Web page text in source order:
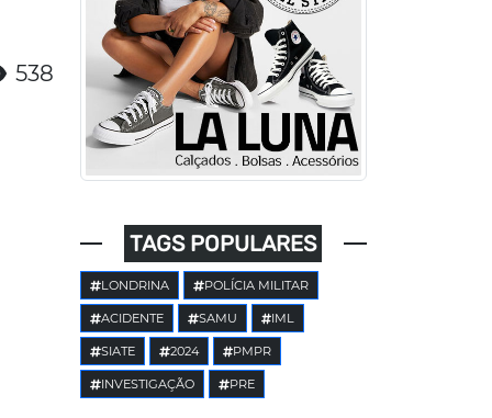
538
TAGS POPULARES
LONDRINA POLÍCIA MILITAR
ACIDENTE SAMU IML
SIATE 2024 PMPR
INVESTIGAÇÃO PRE